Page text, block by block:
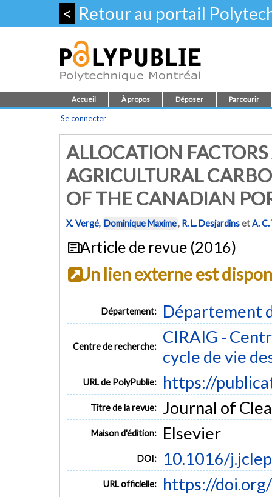
< Retour au portail
Accueil À propos Déposer Parcourir
Se connecter
ALLOCATION
AGRICULTURAL
OF THE CANADIAN
X. Vergé, Dominique Maxime, R. L. DesjardinsetA.
Article de revue (2016)
Un lien externe est
Département: Département
Centre de recherche:
CIRAIG -
cycle de vie
URL de PolyPublie: https://
Titre de la revue: Journal of
Maison d'édition: Elsevier
DOI: 10.1016/
URL officielle: https://